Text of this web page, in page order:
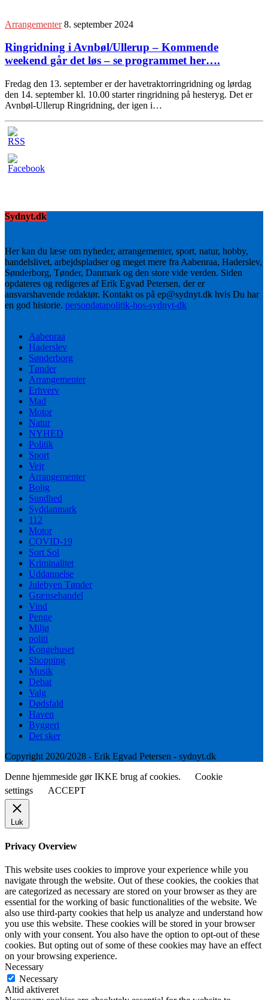
Arrangementer 8. september 2024
Ringridning i Avnbøl/Ullerup – Kommende
weekend går det løs – se programmet her….
Fredag den 13. september er der havetraktorringridning og lørdag
den 14. september kl. 10.00 starter ringridning på hesteryg. Det er
Avnbøl-Ullerup Ringridning, der igen i…
Sydnyt.dk
Her kan du læse om nyheder, arrangementer, sport, natur, hobby,
handelslivet, arbejdspladser og meget mere fra Aabenraa, Haderslev,
Sønderborg, Tønder, Danmark og den store vide verden. Siden
opdateres og redigeres af Erik Egvad Petersen, der er
ansvarshavende redaktør. Kontakt os på ep@sydnyt.dk hvis Du har
en god historie. persondatapolitik-hos-sydnyt-dk
Aabenraa
Haderslev
Sønderborg
Tønder
Arrangementer
Erhverv
Mad
Motor
Natur
NYHED
Politik
Sport
Vejr
Arrangementer
Bolig
Sundhed
Syddanmark
112
Motor
COVID-19
Sort Sol
Kriminalitet
Uddannelse
Julebyen Tønder
Grænsehandel
Vind
Penge
Miljø
politi
Kongehuset
Shopping
Musik
Debat
Valg
Dødsfald
Haven
Byggeri
Det sker
Copyright 2020/2028 - Erik Egvad Petersen - sydnyt.dk
Denne hjemmeside gør IKKE brug af cookies.
Cookie
settings
ACCEPT
Luk
Privacy Overview
This website uses cookies to improve your experience while you
navigate through the website. Out of these cookies, the cookies that
are categorized as necessary are stored on your browser as they are
essential for the working of basic functionalities of the website. We
also use third-party cookies that help us analyze and understand how
you use this website. These cookies will be stored in your browser
only with your consent. You also have the option to opt-out of these
cookies. But opting out of some of these cookies may have an effect
on your browsing experience.
Necessary
Necessary
Altid aktiveret